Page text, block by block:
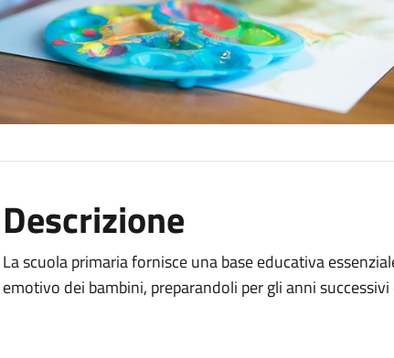
Descrizione
La scuola primaria fornisce una base educativa
emotivo dei bambini, preparandoli per gli anni